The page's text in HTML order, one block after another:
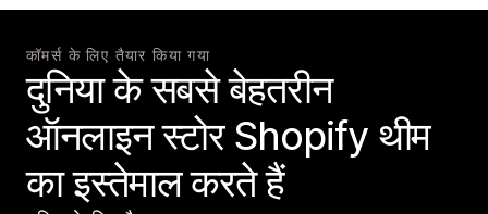
कॉमर्स के लिए तैयार किया गया
दुनिया के सबसे बेहतरीन
ऑनलाइन स्टोर Shopify थीम
का इस्तेमाल करते हैं